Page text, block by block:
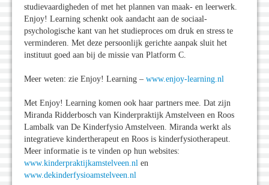
studievaardigheden of met het plannen van maak- en leerwerk.
Enjoy! Learning schenkt ook aandacht aan de sociaal-
psychologische kant van het studieproces om druk en stress te
verminderen. Met deze persoonlijk gerichte aanpak sluit het
instituut goed aan bij de missie van Platform C.
Meer weten: zie Enjoy! Learning – www.enjoy-learning.nl
Met Enjoy! Learning komen ook haar partners mee. Dat zijn
Miranda Ridderbosch van Kinderpraktijk Amstelveen en Roos
Lambalk van De Kinderfysio Amstelveen. Miranda werkt als
integratieve kindertherapeut en Roos is kinderfysiotherapeut.
Meer informatie is te vinden op hun websites:
www.kinderpraktijkamstelveen.nl en
www.dekinderfysioamstelveen.nl